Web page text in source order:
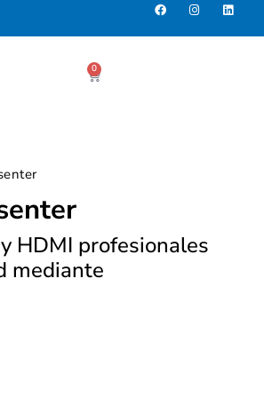
0
HDMI profesionales
mediante